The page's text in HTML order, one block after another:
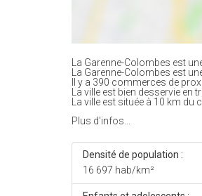
La Garenne-Colombes est
La Garenne-Colombes est
Il y a 390 commerces de
La ville est bien desservie en
La ville est située à 10 km du
Plus d'infos...
Densité de population :
16 697 hab/km²